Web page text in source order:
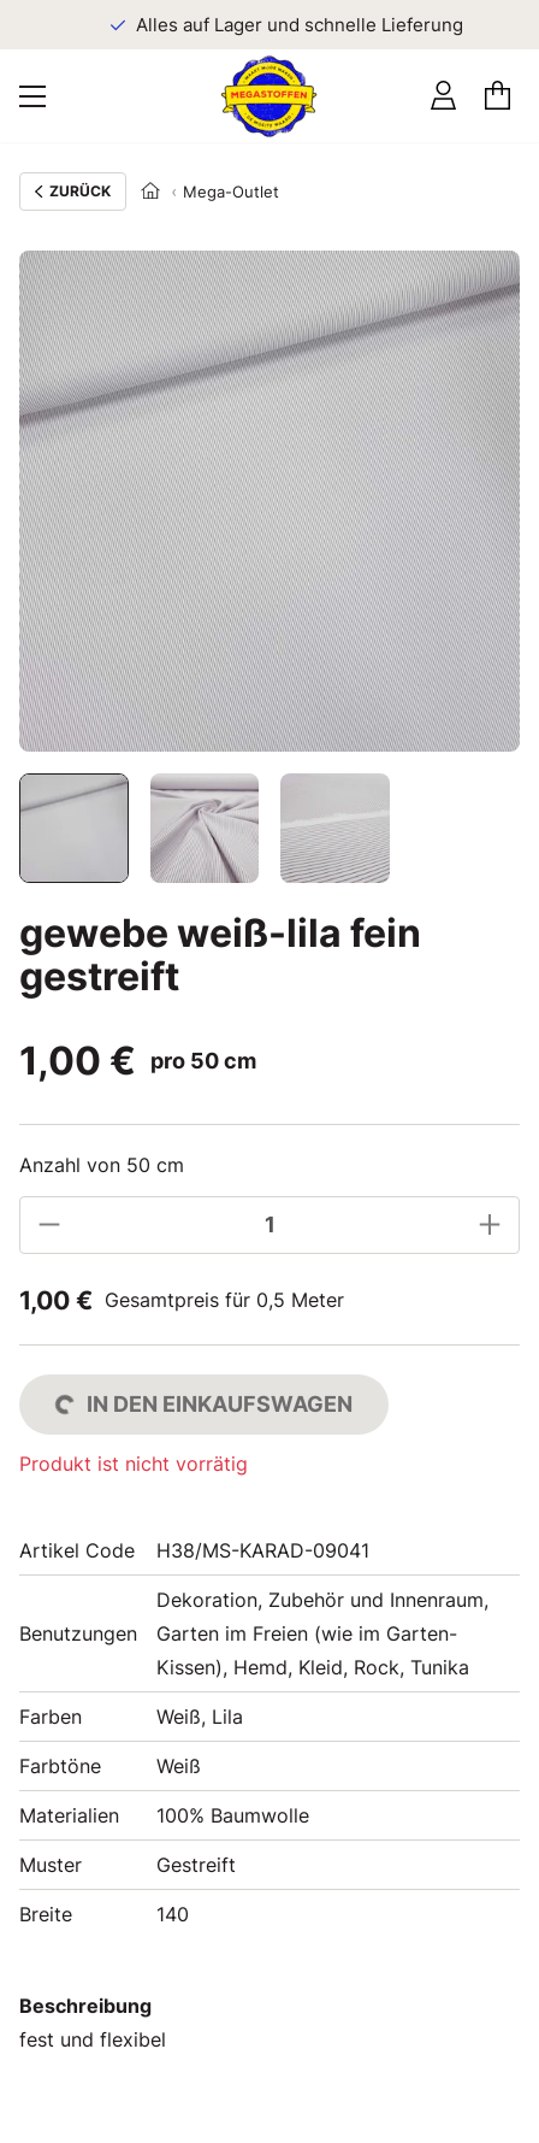
Alles auf Lager und schnelle Lieferung
ZURÜCK Mega-Outlet
gewebe weiß-lila fein
gestreift
1,00 €
pro 50 cm
Anzahl von 50 cm
1,00 € Gesamtpreis für 0,5 Meter
IN DEN EINKAUFSWAGEN
Produkt ist nicht vorrätig
Artikel Code H38/MS-KARAD-09041
Benutzungen
Dekoration, Zubehör und Innenraum,
Garten im Freien (wie im Garten-
Kissen), Hemd, Kleid, Rock, Tunika
Farben Weiß, Lila
Farbtöne Weiß
Materialien 100% Baumwolle
Muster Gestreift
Breite 140
Beschreibung
fest und flexibel